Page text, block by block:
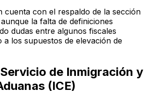
cuenta con el respaldo de la sección
la falta de definiciones
dudas entre algunos fiscales
a los supuestos de elevación de
de Inmigración y
(ICE)